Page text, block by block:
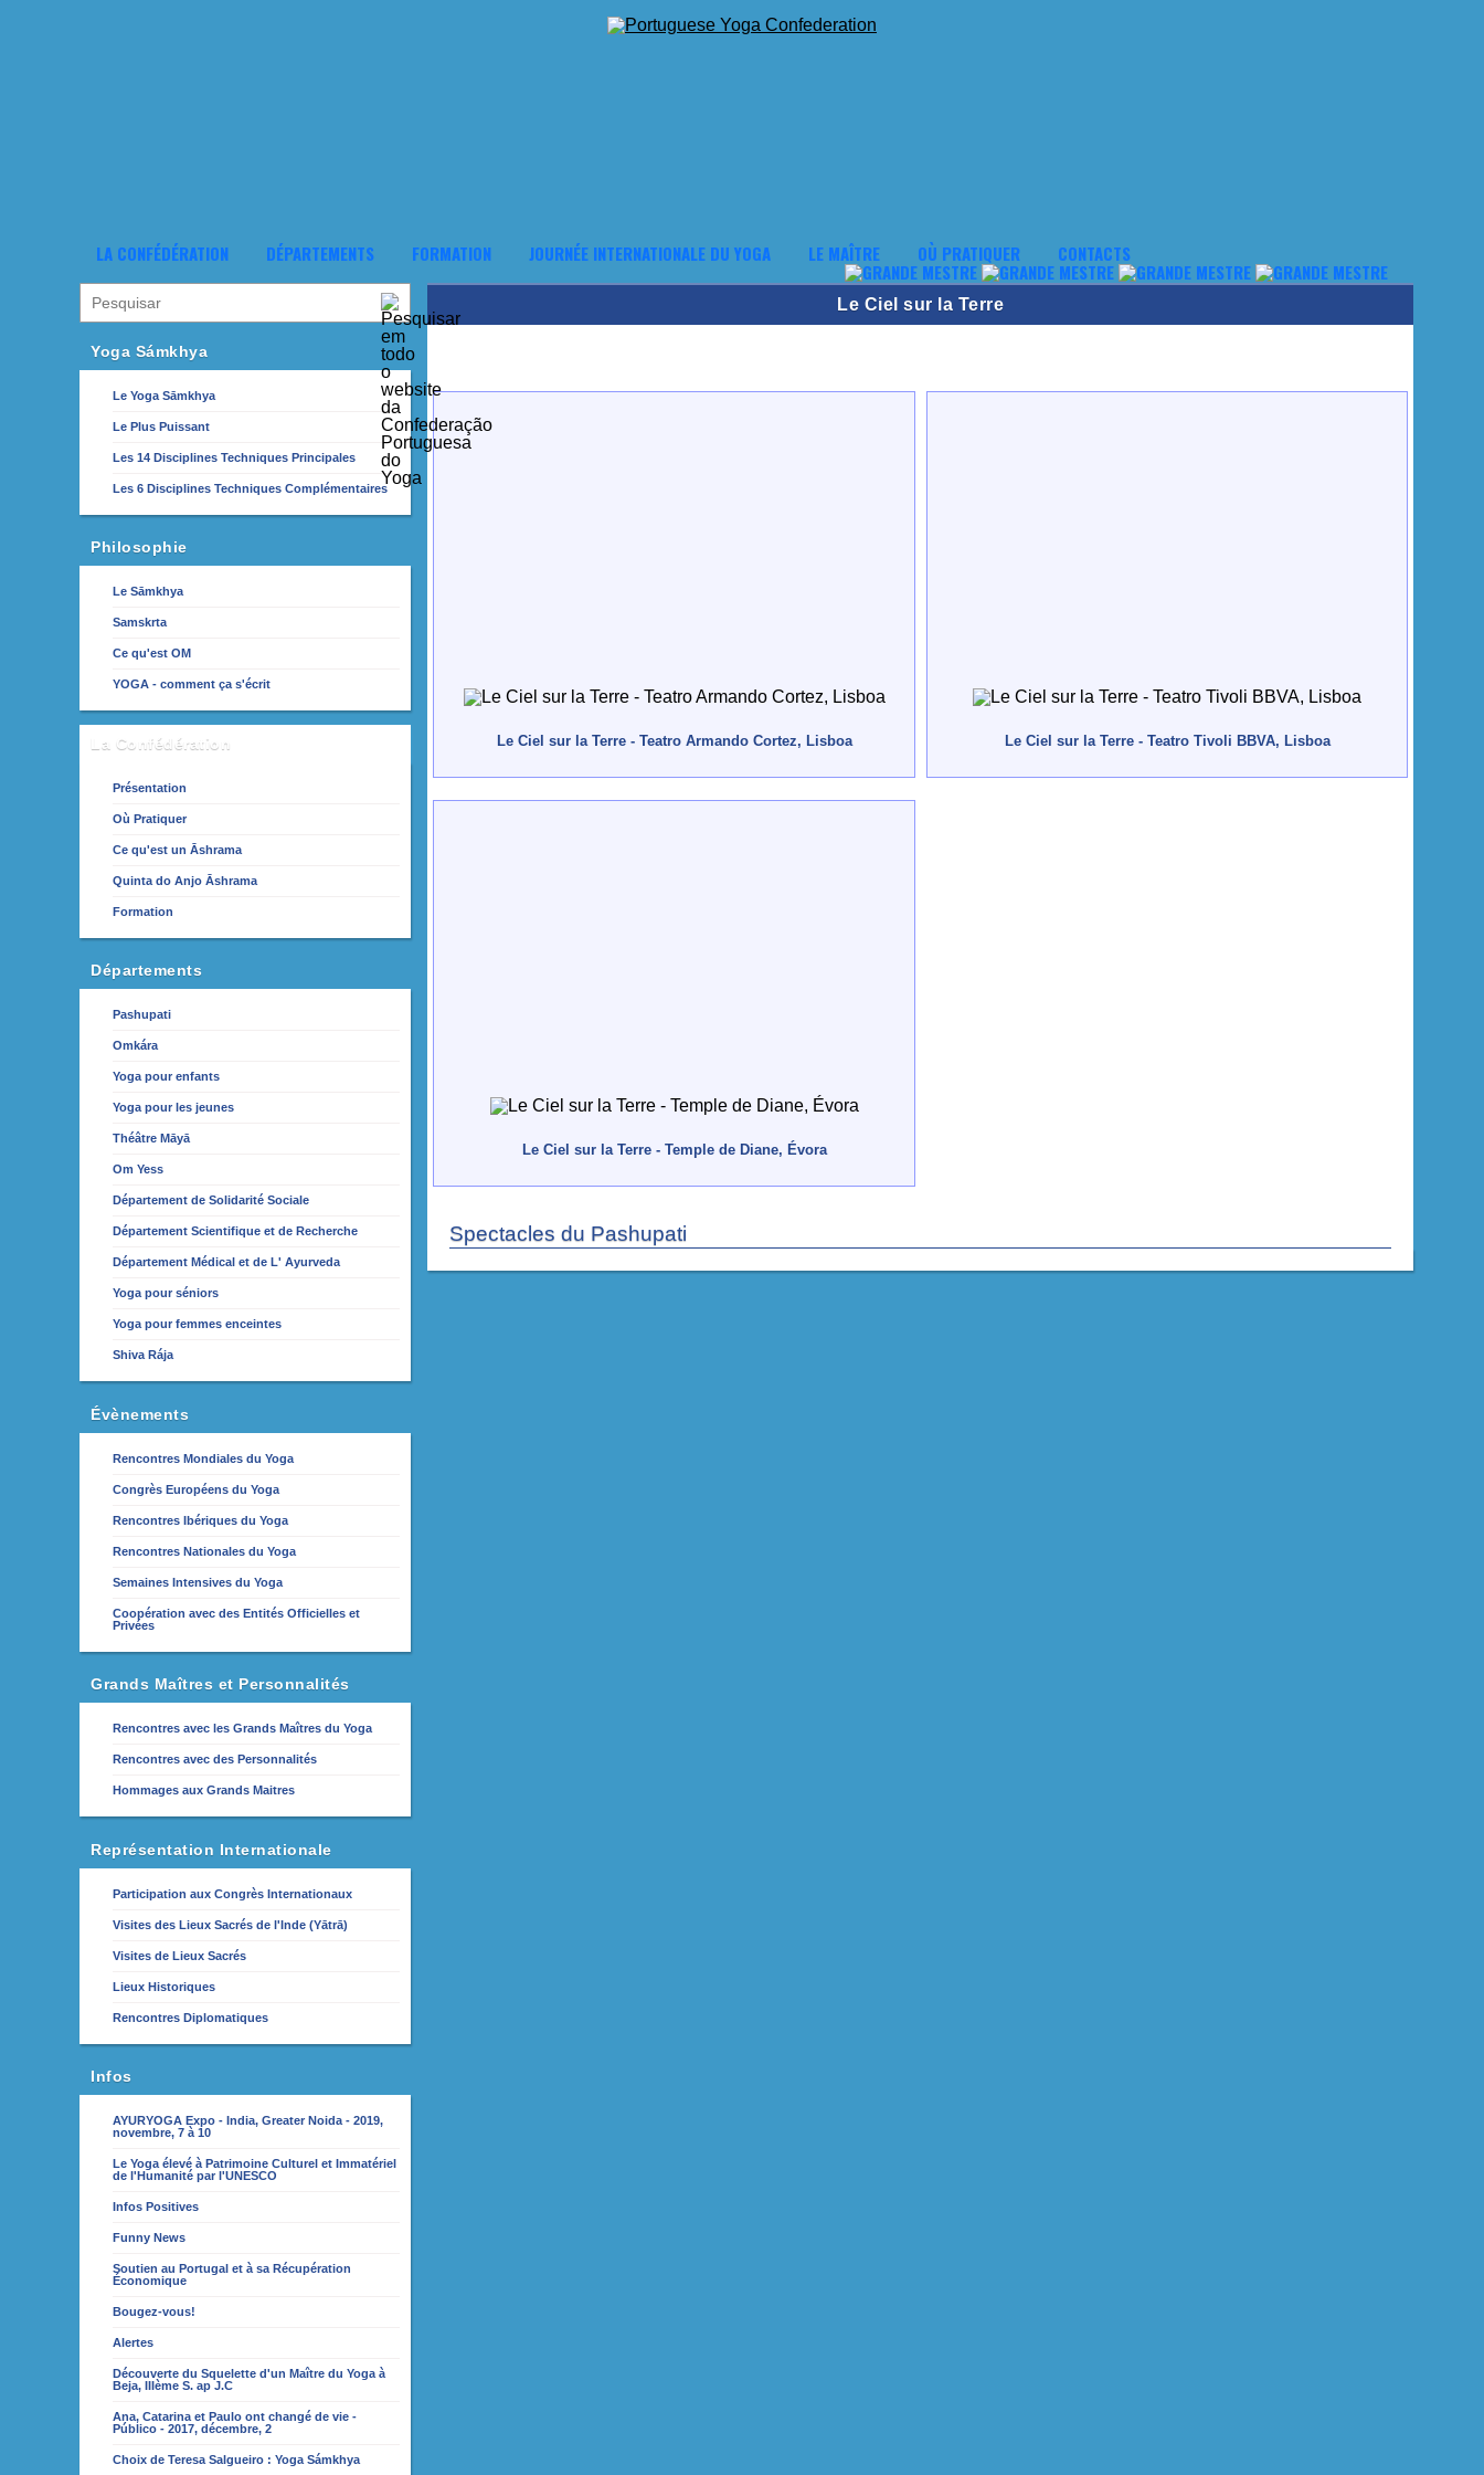
LA CONFÉDÉRATION DÉPARTEMENTS FORMATION JOURNÉE INTERNATIONALE DU YOGA LE MAÎTRE OÙ PRATIQUER CONTACTS
Yoga Sámkhya
Le Yoga Sāmkhya
Le Plus Puissant
Les 14 Disciplines Techniques Principales
Les 6 Disciplines Techniques Complémentaires
Philosophie
Le Sāmkhya
Samskrta
Ce qu'est OM
YOGA - comment ça s'écrit
La Confédération
Présentation
Où Pratiquer
Ce qu'est un Āshrama
Quinta do Anjo Āshrama
Formation
Départements
Pashupati
Omkára
Yoga pour enfants
Yoga pour les jeunes
Théâtre Māyā
Om Yess
Département de Solidarité Sociale
Département Scientifique et de Recherche
Département Médical et de L' Ayurveda
Yoga pour séniors
Yoga pour femmes enceintes
Shiva Rája
Évènements
Rencontres Mondiales du Yoga
Congrès Européens du Yoga
Rencontres Ibériques du Yoga
Rencontres Nationales du Yoga
Semaines Intensives du Yoga
Coopération avec des Entités Officielles et
Privées
Grands Maîtres et Personnalités
Rencontres avec les Grands Maîtres du Yoga
Rencontres avec des Personnalités
Hommages aux Grands Maitres
Représentation Internationale
Participation aux Congrès Internationaux
Visites des Lieux Sacrés de l'Inde (Yātrā)
Visites de Lieux Sacrés
Lieux Historiques
Rencontres Diplomatiques
Infos
AYURYOGA Expo - India, Greater Noida - 2019,
novembre, 7 à 10
Le Yoga élevé à Patrimoine Culturel et Immatériel
de l'Humanité par l'UNESCO
Infos Positives
Funny News
Soutien au Portugal et à sa Récupération
Économique
Bougez-vous!
Alertes
Découverte du Squelette d'un Maître du Yoga à
Beja, IIIème S. ap J.C
Ana, Catarina et Paulo ont changé de vie -
Público - 2017, décembre, 2
Choix de Teresa Salgueiro : Yoga Sámkhya
Le Ciel sur la Terre
Le Ciel sur la Terre - Teatro Armando Cortez, Lisboa Le Ciel sur la Terre - Teatro Tivoli BBVA, Lisboa
Le Ciel sur la Terre - Temple de Diane, Évora
Spectacles du Pashupati